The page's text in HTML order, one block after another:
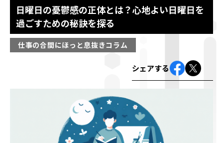
日曜日の憂鬱感の正体とは？心地よい日曜日を
過ごすための秘訣を探る
仕事の合間にほっと息抜きコラム
シェアする